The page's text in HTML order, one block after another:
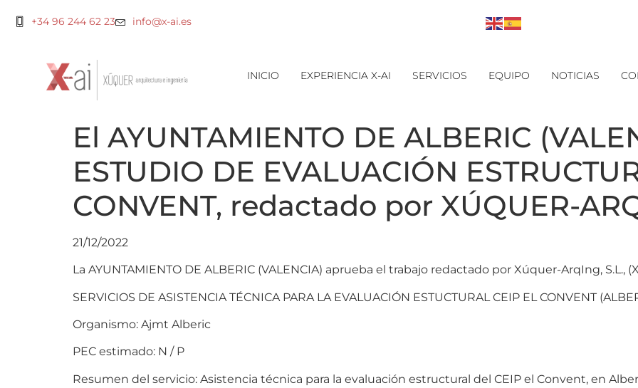
+34 96 244 62 23 info@x-ai.es
INICIO EXPERIENCIA X-AI SERVICIOS EQUIPO NOTICIAS
El AYUNTAMIENTO DE ALBERIC
ESTUDIO DE EVALUACIÓN
CONVENT, redactado por XÚQUER-
21/12/2022
La AYUNTAMIENTO DE ALBERIC (VALENCIA) aprueba el trabajo redactado por Xúquer-ArqIng, S.L.,
SERVICIOS DE ASISTENCIA TÉCNICA PARA LA EVALUACIÓN ESTUCTURAL CEIP EL CONVENT
Organismo: Ajmt Alberic
PEC estimado: N / P
Resumen del servicio: Asistencia técnica para la evaluación estructural del CEIP el Convent, en